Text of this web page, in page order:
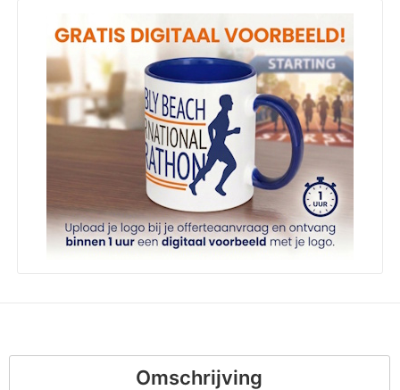
Omschrijving